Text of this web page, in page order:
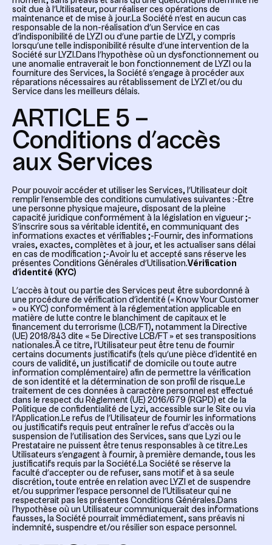
soit due à l’Utilisateur, pour réaliser ces opérations de
maintenance et de mise à jour.La Société n’est en aucun cas
responsable de la non-réalisation d’un Service en cas
d’indisponibilité de LYZI ou d’une partie de LYZI, y compris
lorsqu’une telle indisponibilité résulte d’une intervention de la
Société sur LYZI.Dans l’hypothèse où un dysfonctionnement ou
une anomalie entraverait le bon fonctionnement de LYZI ou la
fourniture des Services, la Société s’engage à procéder aux
réparations nécessaires au rétablissement de LYZI et/ou du
Service dans les meilleurs délais.
ARTICLE 5 –
Conditions d’accès
aux Services
Pour pouvoir accéder et utiliser les Services, l’Utilisateur doit
remplir l’ensemble des conditions cumulatives suivantes :-Être
une personne physique majeure, disposant de la pleine
capacité juridique conformément à la législation en vigueur ;-
S’inscrire sous sa véritable identité, en communiquant des
informations exactes et vérifiables ;-Fournir, des informations
vraies, exactes, complètes et à jour, et les actualiser sans délai
en cas de modification ;-Avoir lu et accepté sans réserve les
présentes Conditions Générales d’Utilisation.Vérification
d’identité (KYC)
L’accès à tout ou partie des Services peut être subordonné à
une procédure de vérification d’identité (« Know Your Customer
» ou KYC) conformément à la réglementation applicable en
matière de lutte contre le blanchiment de capitaux et le
financement du terrorisme (LCB/FT), notamment la Directive
(UE) 2018/843 dite « 5e Directive LCB/FT » et ses transpositions
nationales.À ce titre, l’Utilisateur peut être tenu de fournir
certains documents justificatifs (tels qu’une pièce d’identité en
cours de validité, un justificatif de domicile ou toute autre
information complémentaire) afin de permettre la vérification
de son identité et la détermination de son profil de risque.Le
traitement de ces données à caractère personnel est effectué
dans le respect du Règlement (UE) 2016/679 (RGPD) et de la
Politique de confidentialité de Lyzi, accessible sur le Site ou via
l’Application.Le refus de l’Utilisateur de fournir les informations
ou justificatifs requis peut entraîner le refus d’accès ou la
suspension de l’utilisation des Services, sans que Lyzi ou le
Prestataire ne puissent être tenus responsables à ce titre.Les
Utilisateurs s’engagent à fournir, à première demande, tous les
justificatifs requis par la Société.La Société se réserve la
faculté d’accepter ou de refuser, sans motif et à sa seule
discrétion, toute entrée en relation avec LYZI et de suspendre
et/ou supprimer l’espace personnel de l’Utilisateur qui ne
respecterait pas les présentes Conditions Générales.Dans
l’hypothèse où un Utilisateur communiquerait des informations
fausses, la Société pourrait immédiatement, sans préavis ni
indemnité, suspendre et/ou résilier son espace personnel.